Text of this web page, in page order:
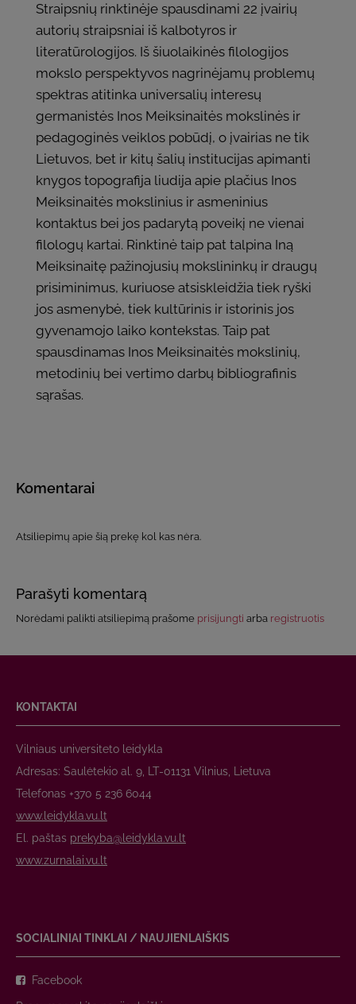
Straipsnių rinktinėje spausdinami 22 įvairių
autorių straipsniai iš kalbotyros ir
literatūrologijos. Iš šiuolaikinės filologijos
mokslo perspektyvos nagrinėjamų problemų
spektras atitinka universalių interesų
germanistės Inos Meiksinaitės mokslinės ir
pedagoginės veiklos pobūdį, o įvairias ne tik
Lietuvos, bet ir kitų šalių institucijas apimanti
knygos topografija liudija apie plačius Inos
Meiksinaitės mokslinius ir asmeninius
kontaktus bei jos padarytą poveikį ne vienai
filologų kartai. Rinktinė taip pat talpina Iną
Meiksinaitę pažinojusių mokslininkų ir draugų
prisiminimus, kuriuose atsiskleidžia tiek ryški
jos asmenybė, tiek kultūrinis ir istorinis jos
gyvenamojo laiko kontekstas. Taip pat
spausdinamas Inos Meiksinaitės mokslinių,
metodinių bei vertimo darbų bibliografinis
sąrašas.
Komentarai
Atsiliepimų apie šią prekę kol kas nėra.
Parašyti komentarą
Norėdami palikti atsiliepimą prašome prisijungti arba registruotis
KONTAKTAI
Vilniaus universiteto leidykla
Adresas: Saulėtekio al. 9, LT-01131 Vilnius, Lietuva
Telefonas +370 5 236 6044
www.leidykla.vu.lt
El. paštas prekyba@leidykla.vu.lt
www.zurnalai.vu.lt
SOCIALINIAI TINKLAI / NAUJIENLAIŠKIS
Facebook